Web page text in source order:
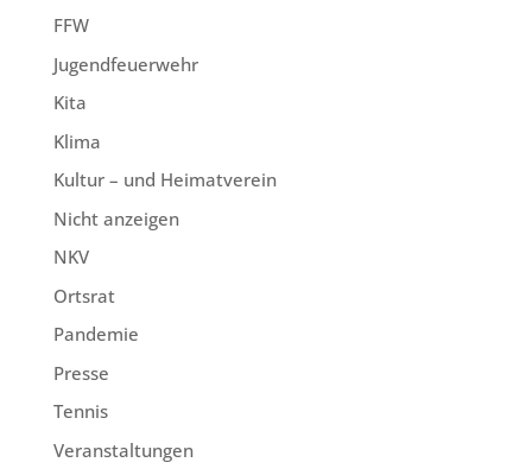
FFW
Jugendfeuerwehr
Kita
Klima
Kultur – und Heimatverein
Nicht anzeigen
NKV
Ortsrat
Pandemie
Presse
Tennis
Veranstaltungen